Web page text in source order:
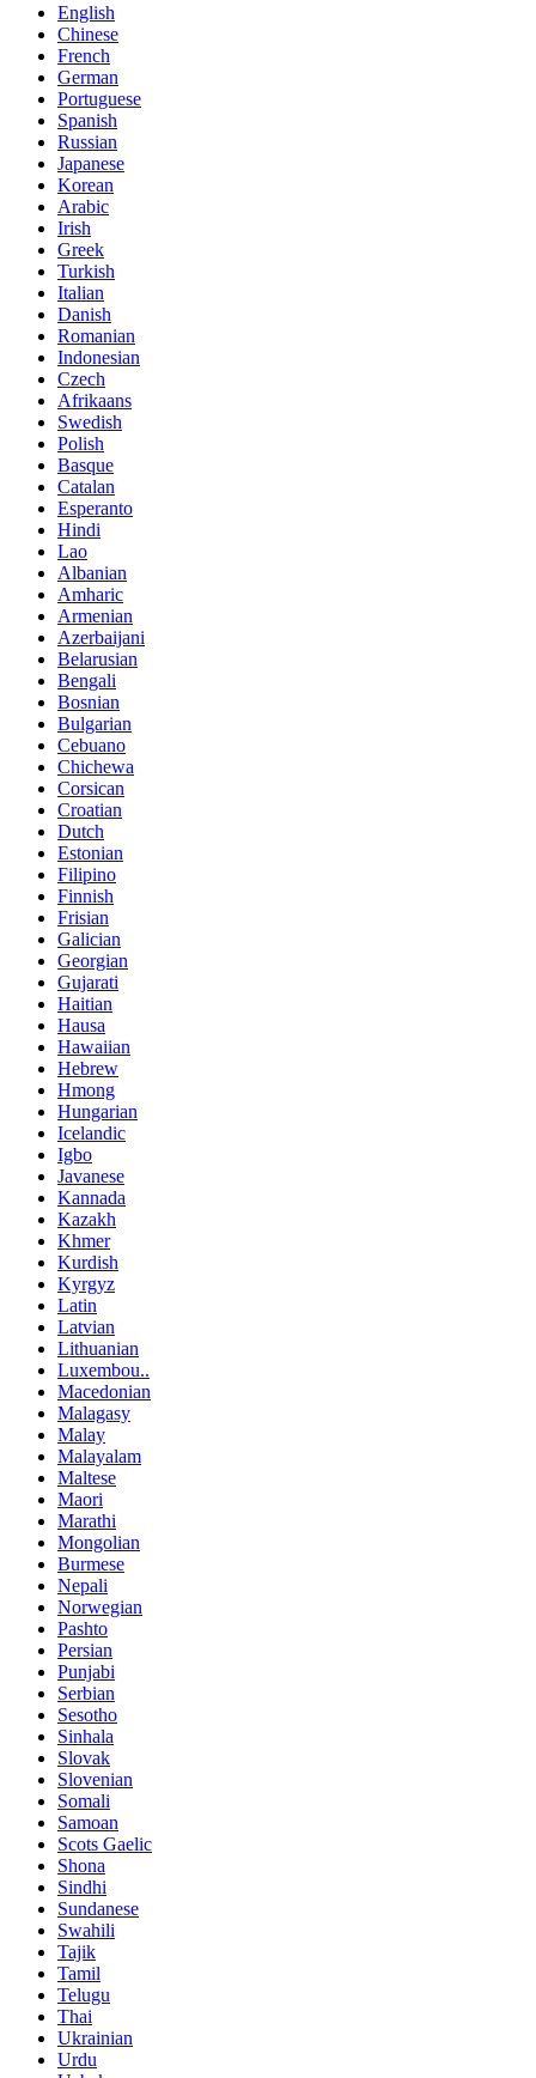
English
Chinese
French
German
Portuguese
Spanish
Russian
Japanese
Korean
Arabic
Irish
Greek
Turkish
Italian
Danish
Romanian
Indonesian
Czech
Afrikaans
Swedish
Polish
Basque
Catalan
Esperanto
Hindi
Lao
Albanian
Amharic
Armenian
Azerbaijani
Belarusian
Bengali
Bosnian
Bulgarian
Cebuano
Chichewa
Corsican
Croatian
Dutch
Estonian
Filipino
Finnish
Frisian
Galician
Georgian
Gujarati
Haitian
Hausa
Hawaiian
Hebrew
Hmong
Hungarian
Icelandic
Igbo
Javanese
Kannada
Kazakh
Khmer
Kurdish
Kyrgyz
Latin
Latvian
Lithuanian
Luxembou..
Macedonian
Malagasy
Malay
Malayalam
Maltese
Maori
Marathi
Mongolian
Burmese
Nepali
Norwegian
Pashto
Persian
Punjabi
Serbian
Sesotho
Sinhala
Slovak
Slovenian
Somali
Samoan
Scots Gaelic
Shona
Sindhi
Sundanese
Swahili
Tajik
Tamil
Telugu
Thai
Ukrainian
Urdu